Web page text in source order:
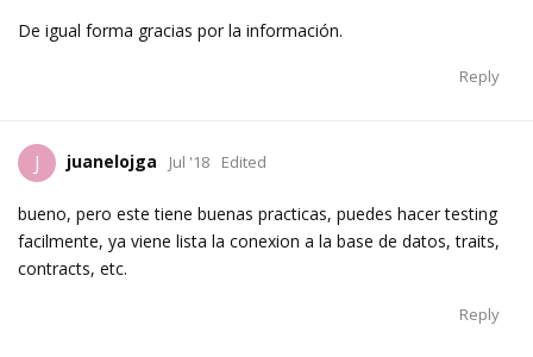
De igual forma gracias por la información.
Reply
J juanelojga Jul '18 Edited
bueno, pero este tiene buenas practicas, puedes hacer testing
facilmente, ya viene lista la conexion a la base de datos, traits,
contracts, etc.
Reply